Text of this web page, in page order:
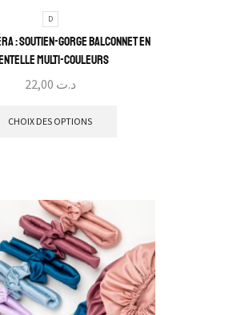
D
: Soutien-gorge Balconnet en
Multi-Couleurs
د.ت
CHOIX DES OPTIONS